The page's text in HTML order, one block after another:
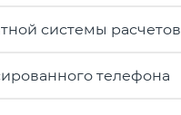
системы расчетов
телефона